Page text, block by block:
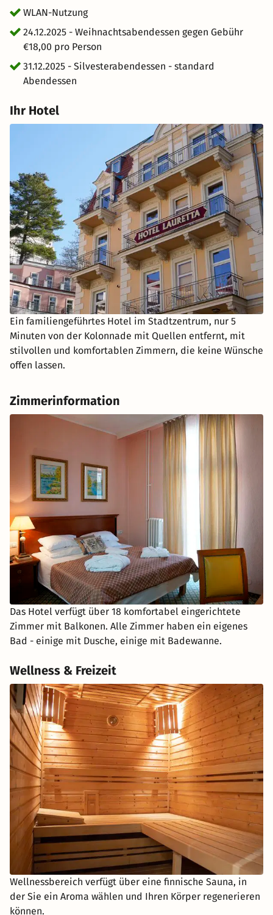
WLAN-Nutzung
24.12.2025 - Weihnachtsabendessen gegen Gebühr
€18,00 pro Person
31.12.2025 - Silvesterabendessen - standard
Abendessen
Ihr Hotel
Ein familiengeführtes Hotel im Stadtzentrum, nur 5
Minuten von der Kolonnade mit Quellen entfernt, mit
stilvollen und komfortablen Zimmern, die keine Wünsche
offen lassen.
Zimmerinformation
Das Hotel verfügt über 18 komfortabel eingerichtete
Zimmer mit Balkonen. Alle Zimmer haben ein eigenes
Bad - einige mit Dusche, einige mit Badewanne.
Wellness & Freizeit
Wellnessbereich verfügt über eine finnische Sauna, in
der Sie ein Aroma wählen und Ihren Körper regenerieren
können.